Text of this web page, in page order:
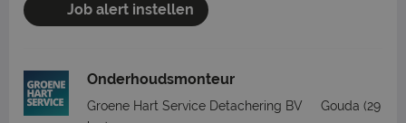
Job alert instellen
Onderhoudsmonteur
Groene Hart Service Detachering BV Gouda (29